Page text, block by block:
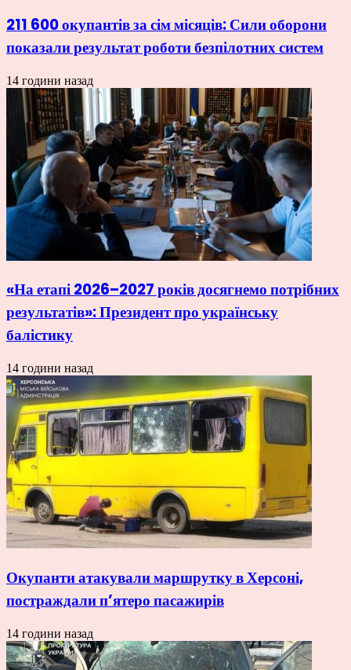
211 600 окупантів за сім місяців: Сили оборони
показали результат роботи безпілотних систем
14 години назад
«На етапі 2026–2027 років досягнемо потрібних
результатів»: Президент про українську
балістику
14 години назад
Окупанти атакували маршрутку в Херсоні,
постраждали п’ятеро пасажирів
14 години назад